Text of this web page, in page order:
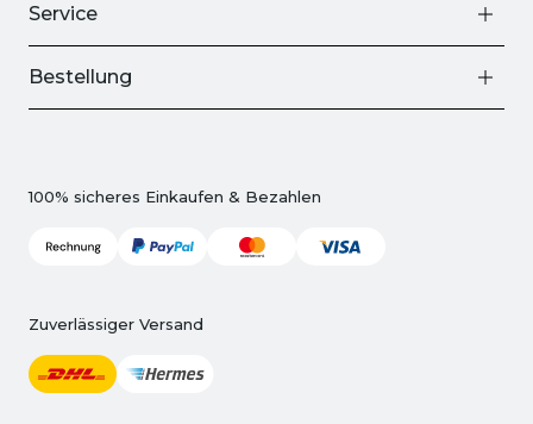
Service
Bestellung
100% sicheres Einkaufen & Bezahlen
Zuverlässiger Versand